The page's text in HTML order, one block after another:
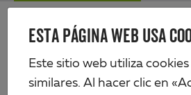
ESTA PÁGINA WEB USA
Este sitio web utiliza
similares. Al hacer clic en
Skip
content
Alberts
Productos Perfiles y chapas Perfiles de